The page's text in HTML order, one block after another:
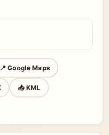
📍 Google Maps
📥 KML